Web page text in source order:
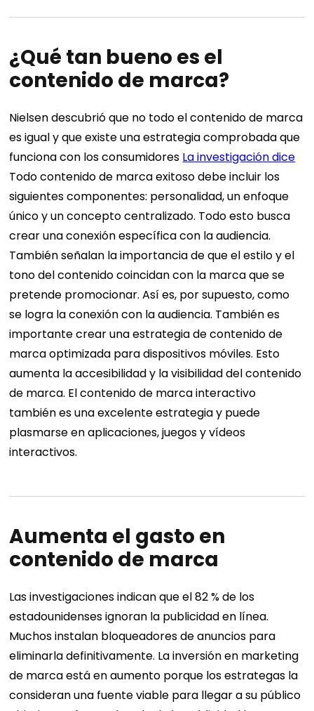
¿Qué tan bueno es el
contenido de marca?
Nielsen descubrió que no todo el contenido de marca
es igual y que existe una estrategia comprobada que
funciona con los consumidores La investigación dice
Todo contenido de marca exitoso debe incluir los
siguientes componentes: personalidad, un enfoque
único y un concepto centralizado. Todo esto busca
crear una conexión específica con la audiencia.
También señalan la importancia de que el estilo y el
tono del contenido coincidan con la marca que se
pretende promocionar. Así es, por supuesto, como
se logra la conexión con la audiencia. También es
importante crear una estrategia de contenido de
marca optimizada para dispositivos móviles. Esto
aumenta la accesibilidad y la visibilidad del contenido
de marca. El contenido de marca interactivo
también es una excelente estrategia y puede
plasmarse en aplicaciones, juegos y vídeos
interactivos.
Aumenta el gasto en
contenido de marca
Las investigaciones indican que el 82 % de los
estadounidenses ignoran la publicidad en línea.
Muchos instalan bloqueadores de anuncios para
eliminarla definitivamente. La inversión en marketing
de marca está en aumento porque los estrategas la
consideran una fuente viable para llegar a su público